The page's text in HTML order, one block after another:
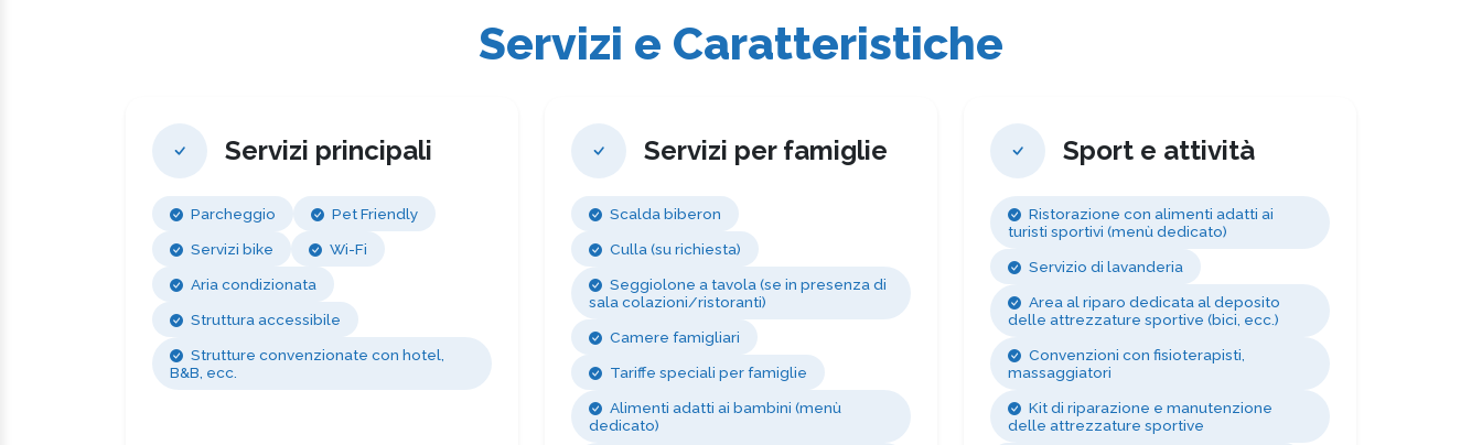
Servizi e Caratteristiche
Servizi principali
Parcheggio
Pet Friendly
Servizi bike
Wi-Fi
Aria condizionata
Struttura accessibile
Strutture convenzionate con hotel,
B&B, ecc.
Servizi per famiglie
Scalda biberon
Culla (su richiesta)
Seggiolone a tavola (se in presenza di
sala colazioni/ristoranti)
Camere famigliari
Tariffe speciali per famiglie
Alimenti adatti ai bambini (menù
dedicato)
Sport e attività
Ristorazione con alimenti adatti ai
turisti sportivi (menù dedicato)
Servizio di lavanderia
Area al riparo dedicata al deposito
delle attrezzature sportive (bici, ecc.)
Convenzioni con fisioterapisti,
massaggiatori
Kit di riparazione e manutenzione
delle attrezzature sportive